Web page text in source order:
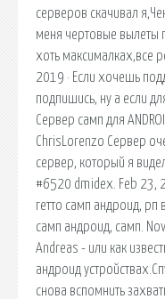
серверов скачивал
меня чертовые вылеты
хоть максималках,все
2019 · Если хочешь
подпишись, ну а если
Сервер самп для
ChrisLorenzo Сервер
сервер, который я
#6520 dmidex. Feb 23,
гетто самп андроид, рп
самп андроид, самп.
Andreas - или как
андроид
снова вспомнить